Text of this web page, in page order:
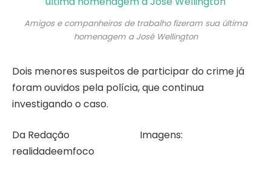
Amigos e companheiros de trabalho fizeram sua última
homenagem a José Wellington
Dois menores suspeitos de participar do crime já
foram ouvidos pela polícia, que continua
investigando o caso.
Da Redação Imagens:
realidadeemfoco